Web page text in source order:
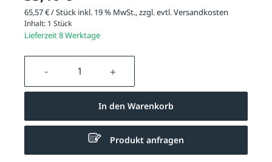
65,57 € / Stück inkl. 19 % MwSt., zzgl. evtl.Versandkosten
Inhalt: 1 Stück
Lieferzeit 8 Werktage
Produkt Anzahl: Gib den
In den Warenkorb
Produkt anfragen